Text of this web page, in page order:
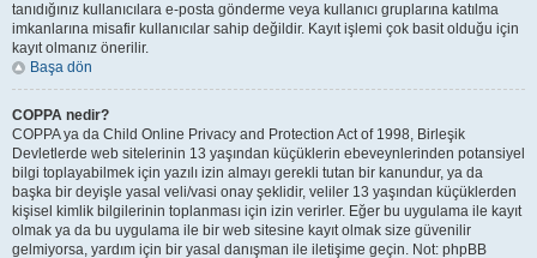
tanıdığınız kullanıcılara e-posta gönderme veya kullanıcı gruplarına katılma
imkanlarına misafir kullanıcılar sahip değildir. Kayıt işlemi çok basit olduğu için
kayıt olmanız önerilir.
Başa dön
COPPA nedir?
COPPA ya da Child Online Privacy and Protection Act of 1998, Birleşik
Devletlerde web sitelerinin 13 yaşından küçüklerin ebeveynlerinden potansiyel
bilgi toplayabilmek için yazılı izin almayı gerekli tutan bir kanundur, ya da
başka bir deyişle yasal veli/vasi onay şeklidir, veliler 13 yaşından küçüklerden
kişisel kimlik bilgilerinin toplanması için izin verirler. Eğer bu uygulama ile kayıt
olmak ya da bu uygulama ile bir web sitesine kayıt olmak size güvenilir
gelmiyorsa, yardım için bir yasal danışman ile iletişime geçin. Not: phpBB